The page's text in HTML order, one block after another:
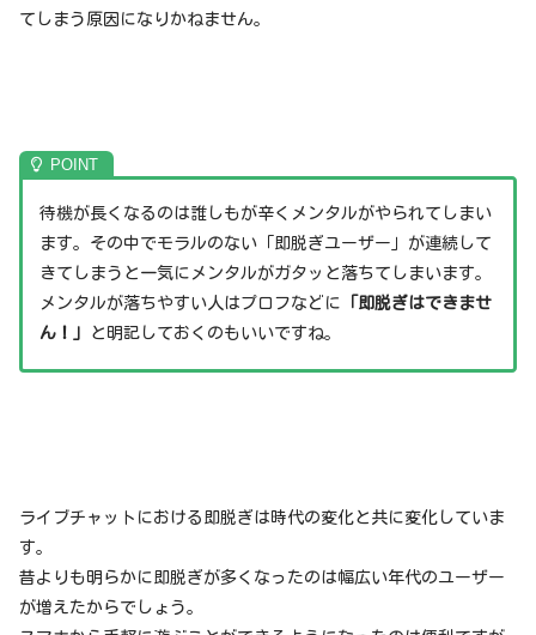
てしまう原因になりかねません。
待機が長くなるのは誰しもが辛くメンタルがやられてしまい
ます。その中でモラルのない「即脱ぎユーザー」が連続して
きてしまうと一気にメンタルがガタッと落ちてしまいます。
メンタルが落ちやすい人はプロフなどに 「即脱ぎはできませ
ん！」
と明記しておくのもいいですね。
ライブチャットにおける即脱ぎは時代の変化と共に変化していま
す。
昔よりも明らかに即脱ぎが多くなったのは幅広い年代のユーザー
が増えたからでしょう。